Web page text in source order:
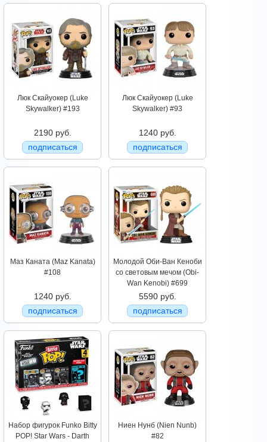
Люк Скайуокер (Luke
Skywalker) #193
2190 руб.
подписаться
Люк Скайуокер (Luke
Skywalker) #93
1240 руб.
подписаться
Маз Каната (Maz Kanata)
#108
1240 руб.
подписаться
Молодой Оби-Ван Кеноби
со световым мечом (Obi-
Wan Kenobi) #699
5590 руб.
подписаться
Набор фигурок Funko Bitty
POP! Star Wars - Darth
Ниен Нунб (Nien Nunb)
#82